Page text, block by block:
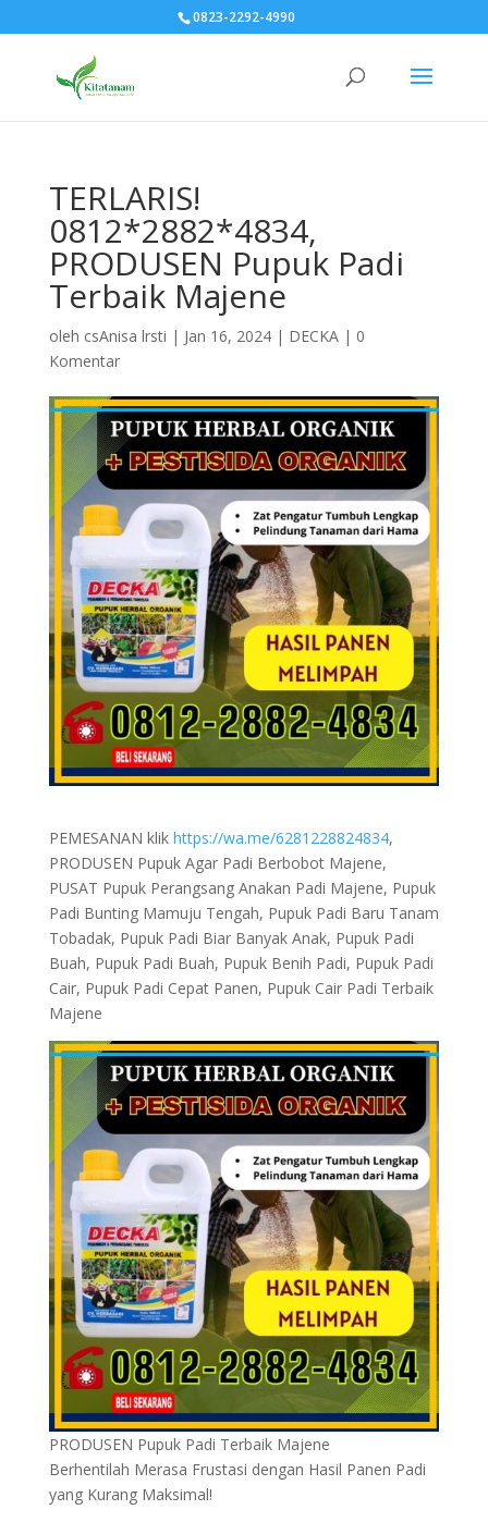
0823-2292-4990
TERLARIS!
0812*2882*4834,
PRODUSEN Pupuk Padi
Terbaik Majene
oleh csAnisa lrsti | Jan 16, 2024| DECKA| 0
Komentar
PEMESANAN klik https://wa.me/6281228824834,
PRODUSEN Pupuk Agar Padi Berbobot Majene,
PUSAT Pupuk Perangsang Anakan Padi Majene, Pupuk
Padi Bunting Mamuju Tengah, Pupuk Padi Baru Tanam
Tobadak, Pupuk Padi Biar Banyak Anak, Pupuk Padi
Buah, Pupuk Padi Buah, Pupuk Benih Padi, Pupuk Padi
Cair, Pupuk Padi Cepat Panen, Pupuk Cair Padi Terbaik
Majene
PRODUSEN Pupuk Padi Terbaik Majene
Berhentilah Merasa Frustasi dengan Hasil Panen Padi
yang Kurang Maksimal!